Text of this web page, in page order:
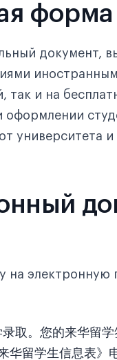
документ,
так и на
университета
на электронную
取。您的来华留
华留学生信息表》